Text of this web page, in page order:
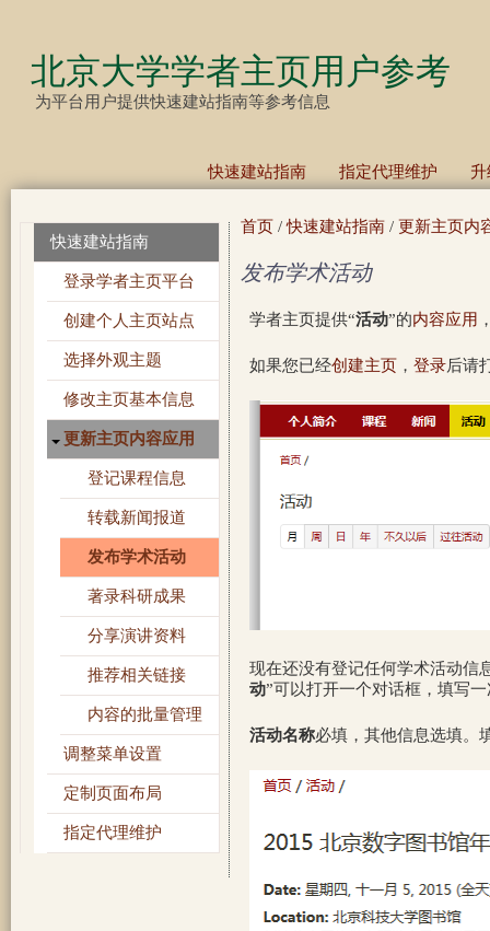
容
分
北京大学学者主页用户参考
为平台用户提供快速建站指南等参考信息
快速建站指南 指定代理维护
首页 / 快速建站指南 / 更新主页内
发布学术活动
学者主页提供“活动”的内容应用
如果您已经创建主页 ， 登录后请
现在还没有登记任何学术活动信
动”可以打开一个对话框，填写
活动名称必填，其他信息选填。
快速建站指南
登录学者主页平台
创建个人主页站点
选择外观主题
修改主页基本信息
更新主页内容应用
登记课程信息
转载新闻报道
发布学术活动
著录科研成果
分享演讲资料
推荐相关链接
内容的批量管理
调整菜单设置
定制页面布局
指定代理维护